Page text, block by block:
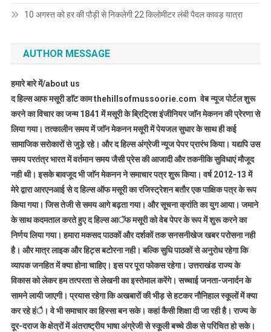
10 अगस्त को हर की पौड़ी से निकलेगी 22 किलोमीटर लंबी पैदल कावड़ यात्रा
AUTHOR MESSAGE
हमारे बारे में/about us
द हिल्स आफ मसूरी डाॅट काम thehillsofmussoorie.com वेब न्यूज पोर्टल शुरू
करने का विचार का जन्म 1841 में मसूरी के ब्रिट्रिश इंजीनियर जाॅन मेकनन की प्रेरणा से
लिया गया। तत्कालीन समय में जाॅन मेकनन मसूरी में पेयजल सुधार के साथ ही कई
सामाजिक सरोकारों से जुड़े रहे। और द हिल्स अंग्रेजी न्यूज पेपर प्रारंभ किया। यद्यपि उस
समय परतंत्र भारत में वर्तमान समय जैसी प्रेस की आजादी और तकनीकि सुविधाएं मौजूद
नही थी। इसके बावजूद भी जाॅन मेकनन ने समाचार पत्र शुरू किया। वर्ष 2012-13 में
मेरे द्वारा आरएनआई से द हिल्स ऑफ मसूरी का रजिस्ट्रेशन बतौर एक पाक्षिक पत्र के रूप
किया गया। जिस तेजी से समय आगे बढ़ता गया। और सूचना क्रांति का युग आया। जमाने
के साथ कदमताल करते हुए द हिल्स आॅफ मसूरी को वेब पेपर के रूप में शुरू करने का
निर्णय लिया गया। हमारा मकसद पाठकों और दर्शकों तक सनसनीखेज खबर परोसना नही
है। और मात्र लाइक और हिट्स बटोरना नही। बल्कि सुधि पाठकों से अनुरोध रहेगा कि
व्यापक जनहित में क्या होना चाहिए। इस पर पूरा फोकस रहेगा। उत्तराखंड राज्य के
विकास को लेकर हम तत्परता से लेखनी का इस्तेमाल करेंगे। सच्चाई जनता-जनार्दन के
सामने लायी जाएगी। प्रयास रहेगा कि अखबारों की भीड़ से हटकर नौनिहाल स्कूलों में क्या
कर रहे हंै। वे भी समाचार का हिस्सा बन सके। कहां कैसी शिक्षा दी जा रही है। राज्य के
दूर-दराज के क्षेत्रों में अंतराष्ट्रीय भाषा अंग्रेजी से स्कूली बच्चे ठीक से परिचित हो सके।